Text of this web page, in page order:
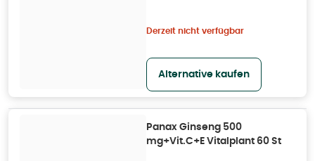
Derzeit nicht verfügbar
Alternative kaufen
Panax Ginseng 500
mg+Vit.C+E Vitalplant 60 St